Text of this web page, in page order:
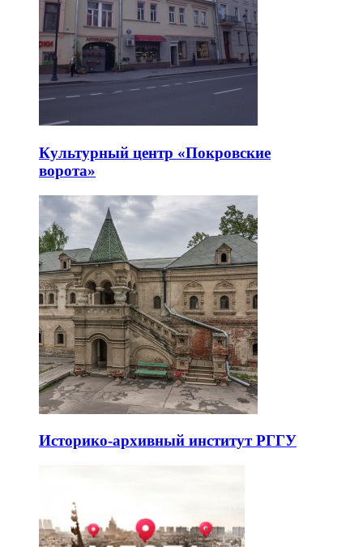
Культурный центр «Покровские
ворота»
Историко-архивный институт РГГУ